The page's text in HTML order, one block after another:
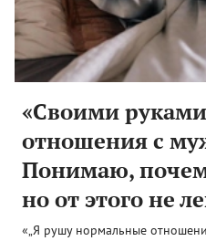
«Своими
отношения с
Понимаю,
но от этого не
«„Я рушу нормальные